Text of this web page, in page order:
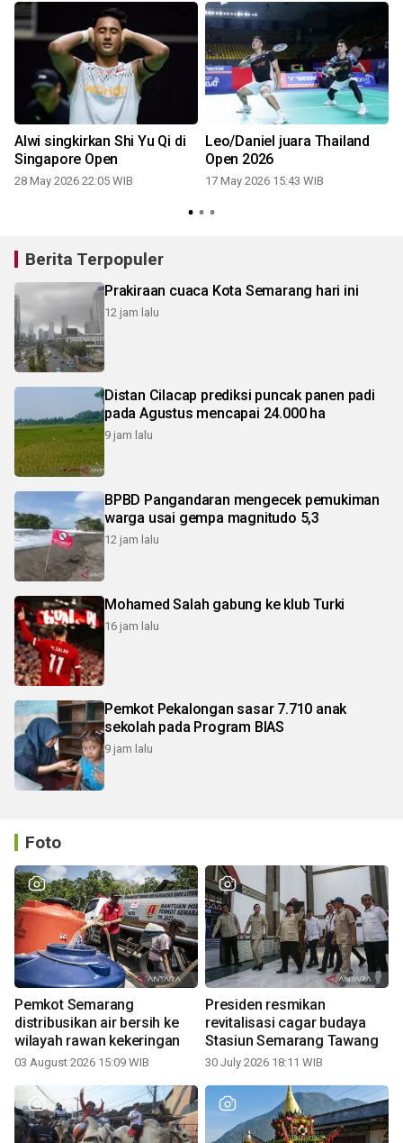
Alwi singkirkan Shi Yu Qi di
Singapore Open
28 May 2026 22:05 WIB
Leo/Daniel juara Thailand
Open 2026
17 May 2026 15:43 WIB
Berita Terpopuler
Prakiraan cuaca Kota Semarang hari ini
12 jam lalu
Distan Cilacap prediksi puncak panen padi
pada Agustus mencapai 24.000 ha
9 jam lalu
BPBD Pangandaran mengecek pemukiman
warga usai gempa magnitudo 5,3
12 jam lalu
Mohamed Salah gabung ke klub Turki
16 jam lalu
Pemkot Pekalongan sasar 7.710 anak
sekolah pada Program BIAS
9 jam lalu
Foto
Pemkot Semarang
distribusikan air bersih ke
wilayah rawan kekeringan
03 August 2026 15:09 WIB
Presiden resmikan
revitalisasi cagar budaya
Stasiun Semarang Tawang
30 July 2026 18:11 WIB